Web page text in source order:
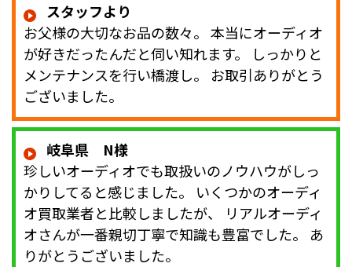
スタッフより
お父様の大切なお品の数々。 本当にオーディオ
が好きだったんだと伺い知れます。 しっかりと
メンテナンスを行い橋渡し。 お取引ありがとう
ございました。
岐阜県 N様
珍しいオーディオでも取扱いのノウハウがしっ
かりしてると感じました。 いくつかのオーディ
オ買取業者と比較しましたが、 リアルオーディ
オさんが一番親切丁寧で知識も豊富でした。 あ
りがとうございました。